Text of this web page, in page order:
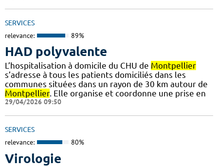
SERVICES
relevance: 89%
HAD polyvalente
L’hospitalisation à domicile du CHU de Montpellier
s’adresse à tous les patients domiciliés dans les
communes situées dans un rayon de 30 km autour de
Montpellier. Elle organise et coordonne une prise en
29/04/2026 09:50
SERVICES
relevance: 80%
Virologie